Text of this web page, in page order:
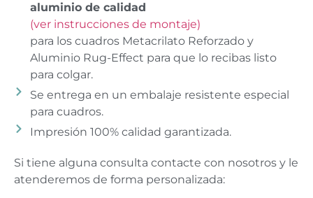
aluminio de calidad
(ver instrucciones de montaje)
para los cuadros Metacrilato Reforzado y
Aluminio Rug-Effect para que lo recibas listo
para colgar.
Se entrega en un embalaje resistente especial
para cuadros.
Impresión 100% calidad garantizada.
Si tiene alguna consulta contacte con nosotros y le
atenderemos de forma personalizada: